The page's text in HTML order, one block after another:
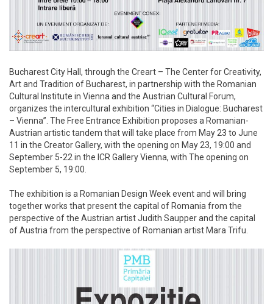
Bucharest City Hall, through the Creart – The Center for Creativity,
Art and Tradition of Bucharest, in partnership with the Romanian
Cultural Institute in Vienna and the Austrian Cultural Forum,
organizes the intercultural exhibition “Cities in Dialogue: Bucharest
– Vienna”. The Free Entrance Exhibition proposes a Romanian-
Austrian artistic tandem that will take place from May 23 to June
11 in the Creator Gallery, with the opening on May 23, 19:00 and
September 5-22 in the ICR Gallery Vienna, with The opening on
September 5, 19:00.
The exhibition is a Romanian Design Week event and will bring
together works that present the capital of Romania from the
perspective of the Austrian artist Judith Saupper and the capital
of Austria from the perspective of Romanian artist Mara Trifu.